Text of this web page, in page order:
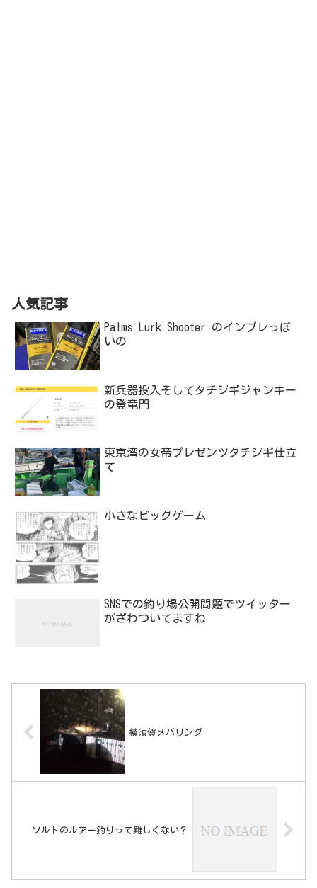
人気記事
Palms Lurk Shooter のインプレっぽ
いの
新兵器投入そしてタチジギジャンキー
の登竜門
東京湾の女帝プレゼンツタチジギ仕立
て
小さなビッグゲーム
SNSでの釣り場公開問題でツイッター
がざわついてますね
横須賀メバリング
ソルトのルアー釣りって難しくない？